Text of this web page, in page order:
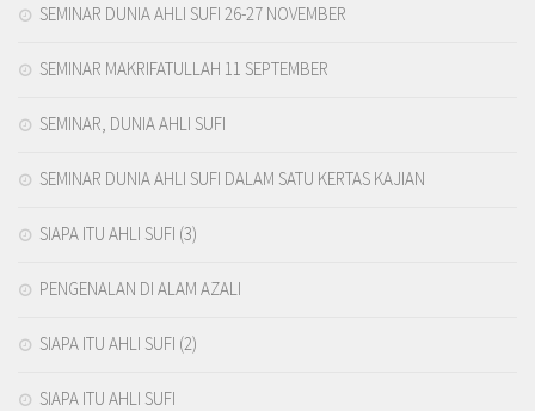
SEMINAR DUNIA AHLI SUFI 26-27 NOVEMBER
SEMINAR MAKRIFATULLAH 11 SEPTEMBER
SEMINAR, DUNIA AHLI SUFI
SEMINAR DUNIA AHLI SUFI DALAM SATU KERTAS KAJIAN
SIAPA ITU AHLI SUFI (3)
PENGENALAN DI ALAM AZALI
SIAPA ITU AHLI SUFI (2)
SIAPA ITU AHLI SUFI